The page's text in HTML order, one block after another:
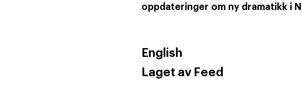
oppdateringer om ny dramatikk i
English
Laget av Feed